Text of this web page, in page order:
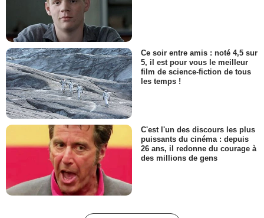
Ce soir entre amis : noté 4,5 sur
5, il est pour vous le meilleur
film de science-fiction de tous
les temps !
C'est l'un des discours les plus
puissants du cinéma : depuis
26 ans, il redonne du courage à
des millions de gens